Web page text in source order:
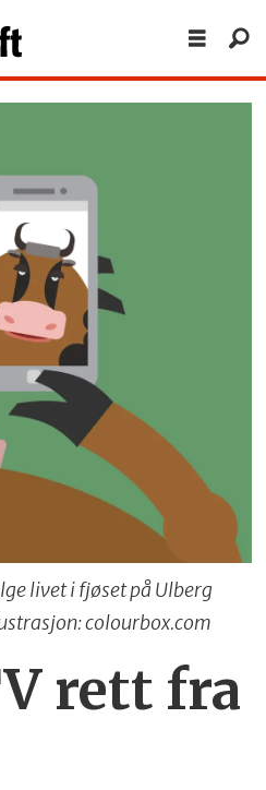
livet i fjøset på Ulberg
colourbox.com
rett fra